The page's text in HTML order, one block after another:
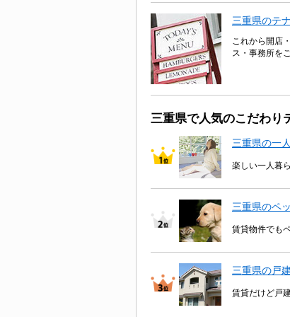
三重県のテ
これから開店
ス・事務所を
三重県で人気のこだわり
三重県の一
楽しい一人暮
三重県のペ
賃貸物件でも
三重県の戸
賃貸だけど戸